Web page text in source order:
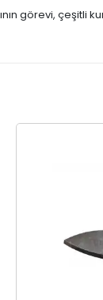
görevi, çeşitli